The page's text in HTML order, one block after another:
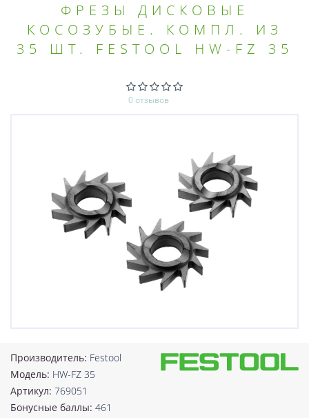
ФРЕЗЫ ДИСКОВЫЕ
КОСОЗУБЫЕ. КОМПЛ. ИЗ
35 ШТ. FESTOOL HW-FZ 35
0 отзывов
Производитель: Festool
Модель: HW-FZ 35
Артикул: 769051
Бонусные баллы: 461